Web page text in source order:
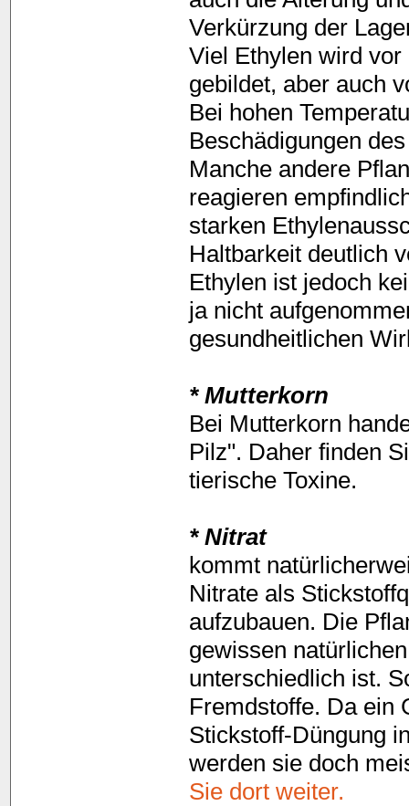
Verkürzung der
Viel Ethylen wird
gebildet, aber auch
Bei hohen
Beschädigungen
Manche andere
reagieren
starken
Haltbarkeit deutlich
Ethylen ist jedoch
ja nicht
gesundheitlichen
* Mutterkorn
Bei Mutterkorn
Pilz". Daher finden
tierische Toxine.
* Nitrat
kommt
Nitrate als
aufzubauen. Die
gewissen
unterschiedlich ist.
Fremdstoffe. Da ein
Stickstoff-Düngung
werden sie doch
Sie dort weiter.